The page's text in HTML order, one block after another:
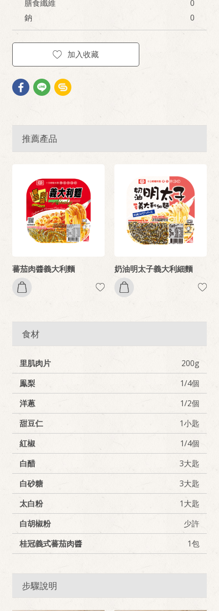
膳食纖維
0
鈉
0
加入收藏
推薦產品
蕃茄肉醬義大利麵 奶油明太子義大利細麵
食材
里肌肉片
200g
鳯梨
1/4個
洋蔥
1/2個
甜豆仁
1小匙
紅椒
1/4個
白醋
3大匙
白砂糖
3大匙
太白粉
1大匙
白胡椒粉
少許
桂冠義式蕃茄肉醬
1包
步驟說明